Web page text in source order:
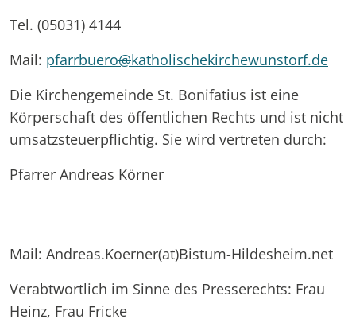
Tel. (05031) 4144
Mail: pfarrbuero@katholischekirchewunstorf.de
Die Kirchengemeinde St. Bonifatius ist eine
Körperschaft des öffentlichen Rechts und ist nicht
umsatzsteuerpflichtig. Sie wird vertreten durch:
Pfarrer Andreas Körner
Mail: Andreas.Koerner(at)Bistum-Hildesheim.net
Verabtwortlich im Sinne des Presserechts: Frau
Heinz, Frau Fricke